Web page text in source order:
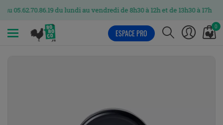
du lundi au vendredi de 8h30 à 12h et de 13h30 à 17h
0
ESPACE PRO